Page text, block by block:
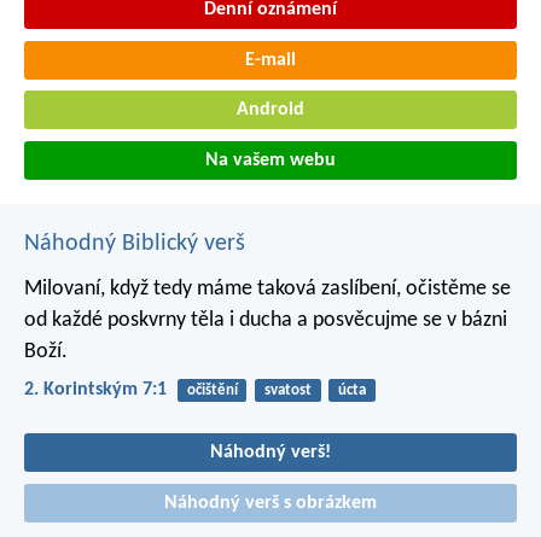
Denní oznámení
E-mail
Android
Na vašem webu
Náhodný Biblický verš
Milovaní, když tedy máme taková zaslíbení, očistěme se
od každé poskvrny těla i ducha a posvěcujme se v bázni
Boží.
2. Korintským 7:1 očištění svatost úcta
Náhodný verš!
Náhodný verš s obrázkem